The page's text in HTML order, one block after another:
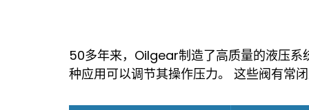
50多年来，Oilgear制造了高质量的液压
种应用可以调节其操作压力。 这些阀有常